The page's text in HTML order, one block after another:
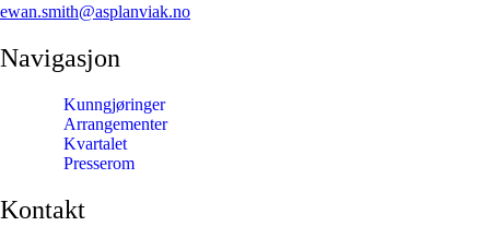
ewan.smith@asplanviak.no
Navigasjon
Kunngjøringer
Arrangementer
Kvartalet
Presserom
Kontakt